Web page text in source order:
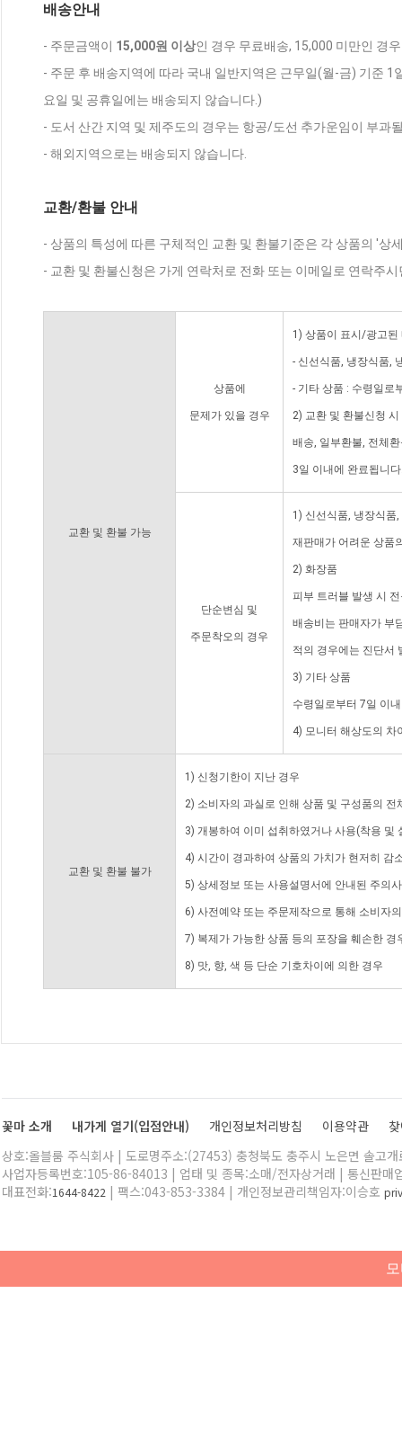
배송안내
- 주문금액이 15,000원 이상인 경우 무료배송, 15,000 미만인 경
- 주문 후 배송지역에 따라 국내 일반지역은 근무일(월-금) 기준
요일 및 공휴일에는 배송되지 않습니다.)
- 도서 산간 지역 및 제주도의 경우는 항공/도선 추가운임이 부과
- 해외지역으로는 배송되지 않습니다.
교환/환불 안내
- 상품의 특성에 따른 구체적인 교환 및 환불기준은 각 상품의 '상
- 교환 및 환불신청은 가게 연락처로 전화 또는 이메일로 연락주
교환 및 환불 가능
상품에
문제가 있을 경우
1) 상품이 표시/광고된
- 신선식품, 냉장식품,
- 기타 상품 : 수령일로
2) 교환 및 환불신청
배송, 일부환불, 전체
3일 이내에 완료됩니
단순변심 및
주문착오의 경우
1) 신선식품, 냉장식품
재판매가 어려운 상품
2) 화장품
피부 트러블 발생 시
배송비는 판매자가 부
적의 경우에는 진단서
3) 기타 상품
수령일로부터 7일 이
4) 모니터 해상도의 차
교환 및 환불 불가
1) 신청기한이 지난 경우
2) 소비자의 과실로 인해 상품 및 구성품의
3) 개봉하여 이미 섭취하였거나 사용(착용 및
4) 시간이 경과하여 상품의 가치가 현저히 감
5) 상세정보 또는 사용설명서에 안내된 주의
6) 사전예약 또는 주문제작으로 통해 소비자
7) 복제가 가능한 상품 등의 포장을 훼손한 경
8) 맛, 향, 색 등 단순 기호차이에 의한 경우
꽃마 소개 내가게 열기(입점안내) 개인정보처리방침 이용약관
상호:올블룸 주식회사 | 도로명주소:(27453) 충청북도 충주시 노은면 솔고
사업자등록번호:105-86-84013 | 업태 및 종목:소매/전자상거래 | 통신판매
대표전화:1644-8422 | 팩스:043-853-3384 | 개인정보관리책임자:이승호